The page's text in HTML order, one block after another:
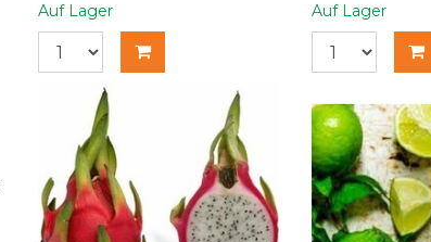
Auf Lager Auf Lager